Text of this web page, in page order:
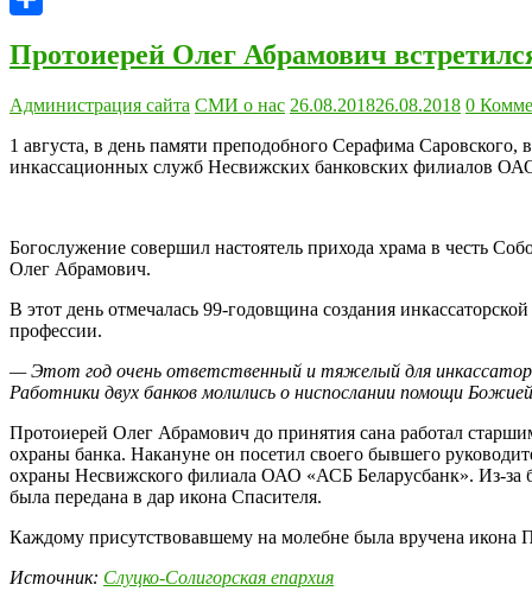
Протоиерей Олег Абрамович
Администрация сайта СМИ о нас 26.08.201826.08.2018 0
1 августа, в день памяти преподобного Серафима
инкассационных служб Несвижских банковских филиалов
Богослужение совершил настоятель прихода храма в честь
Олег Абрамович.
В этот день отмечалась 99-годовщина создания
профессии.
— Этот год очень ответственный и тяжелый для
Работники двух банков молились о ниспослании помощи
Протоиерей Олег Абрамович до принятия сана работал
охраны банка. Накануне он посетил своего бывшего
охраны Несвижского филиала ОАО «АСБ Беларусбанк». Из-за
была передана в дар икона Спасителя.
Каждому присутствовавшему на молебне была вручена
Источник: Слуцко-Солигорская епархия